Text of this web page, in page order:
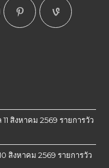
สิงหาคม 2569 รายการวัว
สิงหาคม 2569 รายการวัว